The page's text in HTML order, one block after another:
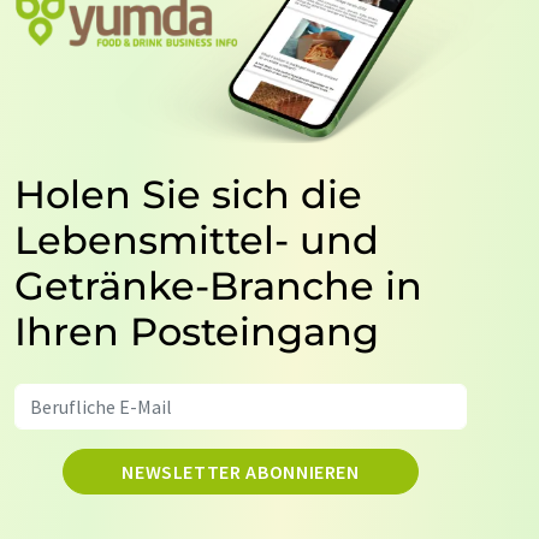
Holen Sie sich die
Lebensmittel- und
Getränke-Branche in
Ihren Posteingang
NEWSLETTER ABONNIEREN